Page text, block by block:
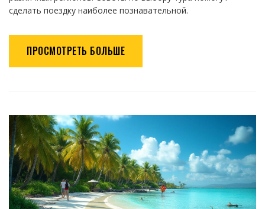
сделать поездку наиболее познавательной.
ПРОСМОТРЕТЬ БОЛЬШЕ